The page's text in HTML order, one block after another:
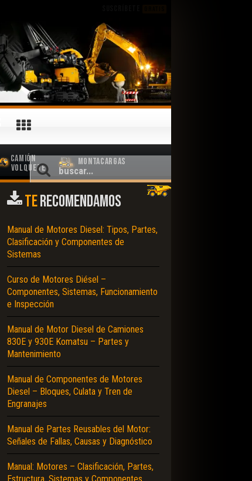
Camión
Volquete
Montacargas
TERECOMENDAMOS
Manual de Motores Diesel: Tipos, Partes,
Clasificación y Componentes de
Sistemas
Curso de Motores Diésel –
Componentes, Sistemas, Funcionamiento
e Inspección
Manual de Motor Diesel de Camiones
830E y 930E Komatsu – Partes y
Mantenimiento
Manual de Componentes de Motores
Diesel – Bloques, Culata y Tren de
Engranajes
Manual de Partes Reusables del Motor:
Señales de Fallas, Causas y Diagnóstico
Manual: Motores – Clasificación, Partes,